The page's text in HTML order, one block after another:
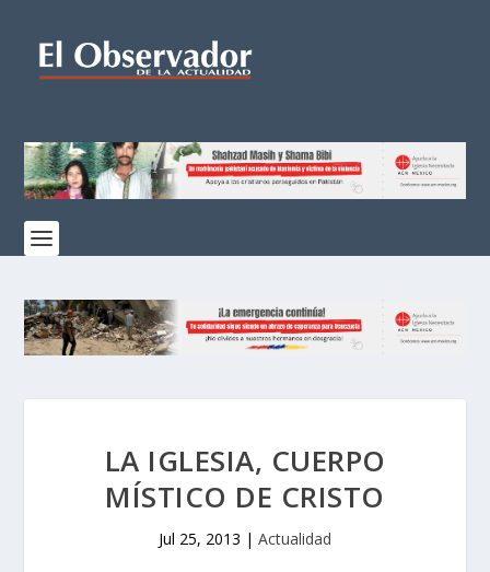
LA IGLESIA, CUERPO
MÍSTICO DE CRISTO
Jul 25, 2013 | Actualidad